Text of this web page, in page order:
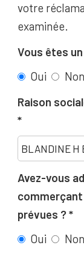
votre
examinée.
Vous êtes
Oui
Non
Raison
Avez-vous
prévues ?
Oui
Non